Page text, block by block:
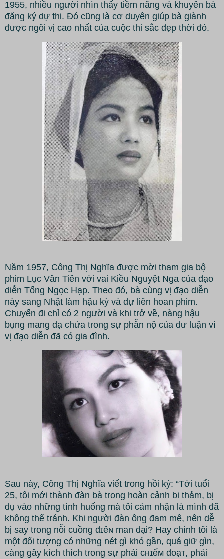
1955, nhiều người nhìn thấy tiềm năng và khuyên bà
đăng ký dự thi. Đó cũng là cơ duyên giúp bà giành
được ngôi vị cao nhất của cuộc thi sắc đẹp thời đó.
Năm 1957, Công Thị Nghĩa được mời tham gia bộ
phim Lục Vân Tiên với vai Kiều Nguyệt Nga của đạo
diễn Tống Ngọc Hạp. Theo đó, bà cùng vị đạo diễn
này sang Nhật làm hậu kỳ và dự liên hoan phim.
Chuyến đi chỉ có 2 người và khi trở về, nàng hậu
bụng mang dạ chửa trong sự phẫn nộ của dư luận vì
vị đạo diễn đã có gia đình.
Sau này, Công Thị Nghĩa viết trong hồi ký: “Tới tuổi
25, tôi mới thành đàn bà trong hoàn cảnh bi thảm, bị
dụ vào những tình huống mà tôi cảm nhận là mình đã
không thể tránh. Khi người đàn ông đam mê, nên dễ
bị say trong nỗi cuồng đɪêɴ man dại? Hay chính tôi là
một đối tượng có những nét gì khó gần, quá giữ gìn,
càng gây kích thích trong sự phải ᴄʜɪếᴍ đᴏạᴛ, phải